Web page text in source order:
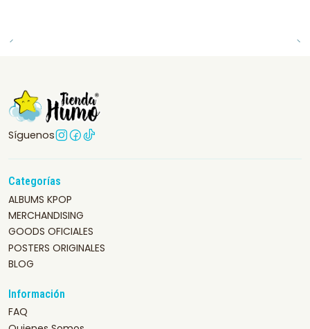
Síguenos
Categorías
ALBUMS KPOP
MERCHANDISING
GOODS OFICIALES
POSTERS ORIGINALES
BLOG
Información
FAQ